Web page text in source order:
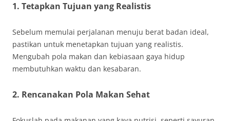
1. Tetapkan Tujuan yang Realistis
Sebelum memulai perjalanan menuju berat badan ideal,
pastikan untuk menetapkan tujuan yang realistis.
Mengubah pola makan dan kebiasaan gaya hidup
membutuhkan waktu dan kesabaran.
2. Rencanakan Pola Makan Sehat